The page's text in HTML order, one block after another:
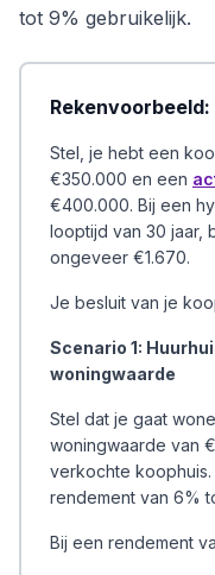
tot 9% gebruikelijk.
Stel, je hebt een
€350.000 en een
€400.000. Bij een
looptijd van 30 jaar,
ongeveer €1.670.
Je besluit van je
Scenario 1:
woningwaarde
Stel dat je gaat
woningwaarde van
verkochte
rendement van 6%
Bij een rendement